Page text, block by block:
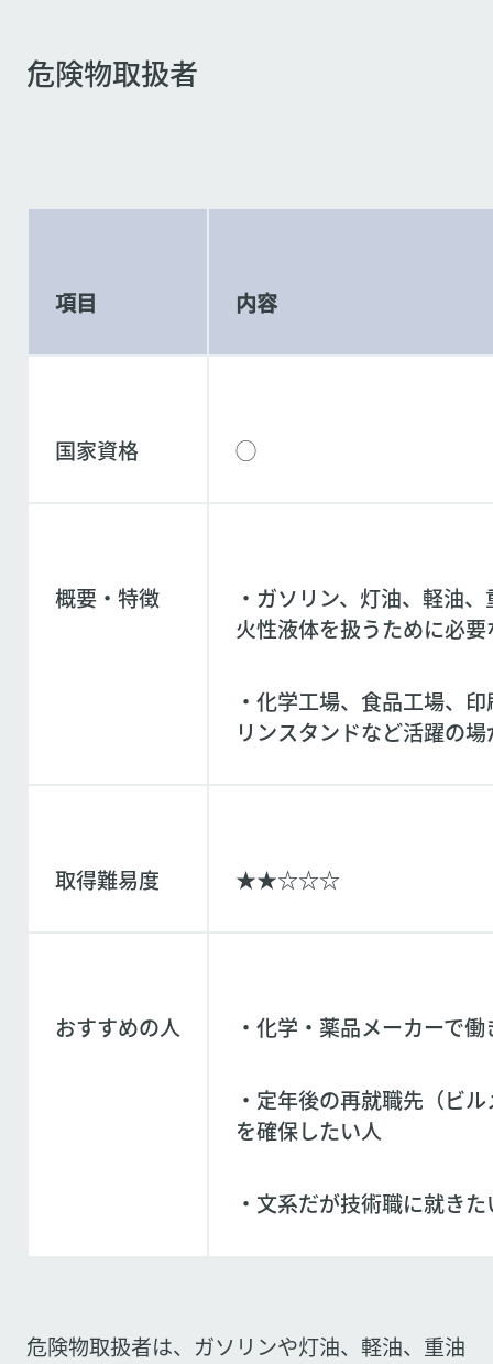
危険物取扱者
項目 内容
国家資格 ◯
概要・特徴
・ガソリン、灯油、軽油
火性液体を扱うために必
・化学工場、食品工場、
リンスタンドなど活躍の
取得難易度 ★★☆☆☆
おすすめの人 ・化学・薬品メーカーで
・定年後の再就職先（ビ
を確保したい人
・文系だが技術職に就き
危険物取扱者は、ガソリンや灯油、軽油、重油